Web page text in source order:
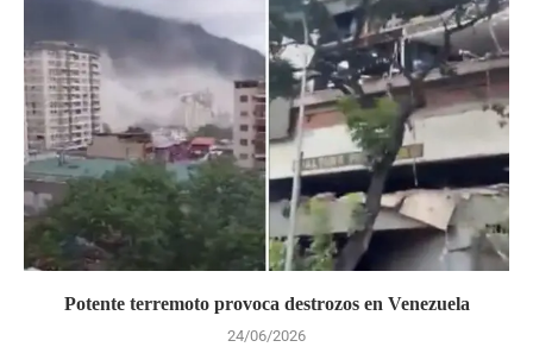
Potente terremoto provoca destrozos en Venezuela
24/06/2026